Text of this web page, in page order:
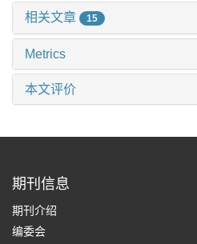
相关文章 15
Metrics
本文评价
期刊信息
期刊介绍
编委会